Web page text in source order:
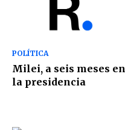
POLÍTICA
Milei, a seis meses en
la presidencia